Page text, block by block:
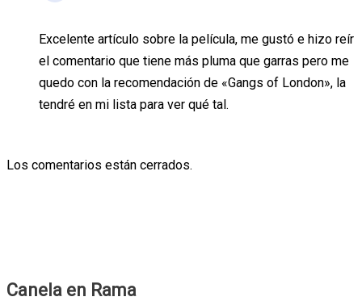
Excelente artículo sobre la película, me gustó e hizo reír
el comentario que tiene más pluma que garras pero me
quedo con la recomendación de «Gangs of London», la
tendré en mi lista para ver qué tal.
Los comentarios están cerrados.
Canela en Rama